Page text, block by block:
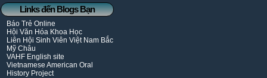
Links đến Blogs Bạn
Báo Trẻ Online
Hội Văn Hóa Khoa Học
Liên Hội Sinh Viên Việt Nam Bắc
Mỹ Châu
VAHF English site
Vietnamese American Oral
History Project